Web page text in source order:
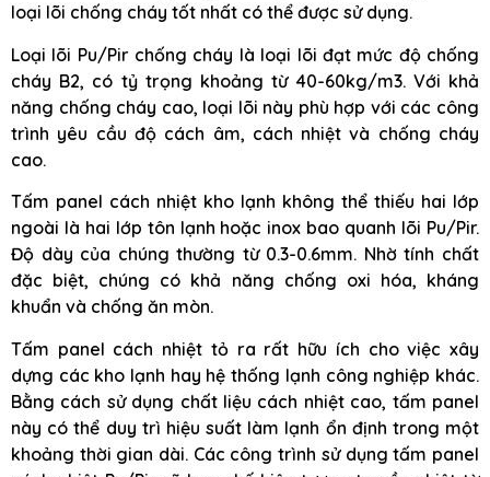
loại lõi chống cháy tốt nhất có thể được sử dụng.
Loại lõi Pu/Pir chống cháy là loại lõi đạt mức độ chống
cháy B2, có tỷ trọng khoảng từ 40-60kg/m3. Với khả
năng chống cháy cao, loại lõi này phù hợp với các công
trình yêu cầu độ cách âm, cách nhiệt và chống cháy
cao.
Tấm panel cách nhiệt kho lạnh không thể thiếu hai lớp
ngoài là hai lớp tôn lạnh hoặc inox bao quanh lõi Pu/Pir.
Độ dày của chúng thường từ 0.3-0.6mm. Nhờ tính chất
đặc biệt, chúng có khả năng chống oxi hóa, kháng
khuẩn và chống ăn mòn.
Tấm panel cách nhiệt tỏ ra rất hữu ích cho việc xây
dựng các kho lạnh hay hệ thống lạnh công nghiệp khác.
Bằng cách sử dụng chất liệu cách nhiệt cao, tấm panel
này có thể duy trì hiệu suất làm lạnh ổn định trong một
khoảng thời gian dài. Các công trình sử dụng tấm panel